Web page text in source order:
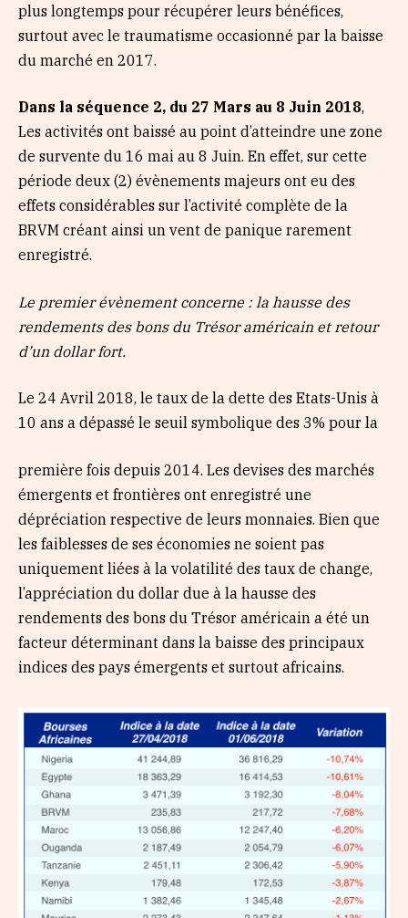
plus longtemps pour récupérer leurs bénéfices,
surtout avec le traumatisme occasionné par la baisse
du marché en 2017.
Dans la séquence 2, du 27 Mars au 8 Juin 2018,
Les activités ont baissé au point d’atteindre une zone
de survente du 16 mai au 8 Juin. En effet, sur cette
période deux (2) évènements majeurs ont eu des
effets considérables sur l’activité complète de la
BRVM créant ainsi un vent de panique rarement
enregistré.
Le premier évènement concerne : la hausse des
rendements des bons du Trésor américain et retour
d’un dollar fort.
Le 24 Avril 2018, le taux de la dette des Etats-Unis à
10 ans a dépassé le seuil symbolique des 3% pour la
première fois depuis 2014. Les devises des marchés
émergents et frontières ont enregistré une
dépréciation respective de leurs monnaies. Bien que
les faiblesses de ses économies ne soient pas
uniquement liées à la volatilité des taux de change,
l’appréciation du dollar due à la hausse des
rendements des bons du Trésor américain a été un
facteur déterminant dans la baisse des principaux
indices des pays émergents et surtout africains.